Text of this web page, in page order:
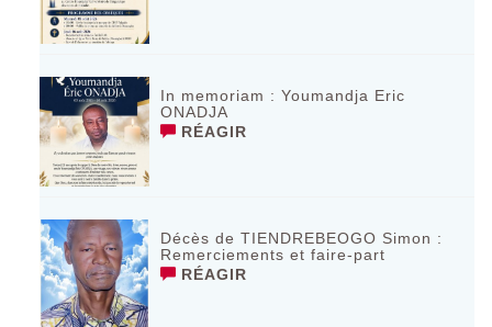
In memoriam : Youmandja Eric
ONADJA
RÉAGIR
Décès de TIENDREBEOGO Simon :
Remerciements et faire-part
RÉAGIR